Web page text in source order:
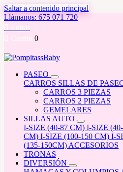
Saltar a contenido principal
Llámanos: 675 071 720
Entrar
Carrito 0
PASEO
CARROS SILLAS DE
CARROS 3 PIEZAS
CARROS 2 PIEZAS
GEMELARES
SILLAS AUTO
I-SIZE (40-87 CM) I-SIZE
CM) I-SIZE (100-150 CM) I-
(135-150CM) ACCESORIOS
TRONAS
DIVERSIÓN